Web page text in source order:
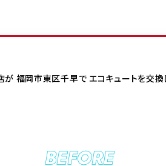
が 福岡市東区千早で エコキュートを交換
BEFORE